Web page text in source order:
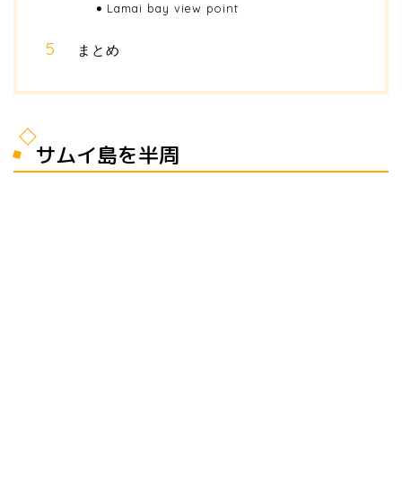
Lamai bay view point
まとめ
サムイ島を半周